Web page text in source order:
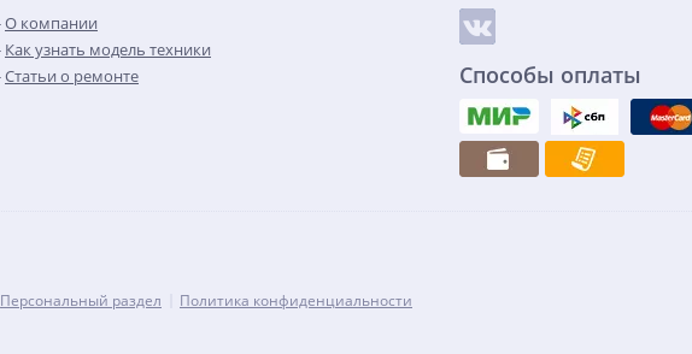
О компании
Как узнать модель техники
Статьи о ремонте
Способы оплаты
Персональный раздел Политика конфиденциальности